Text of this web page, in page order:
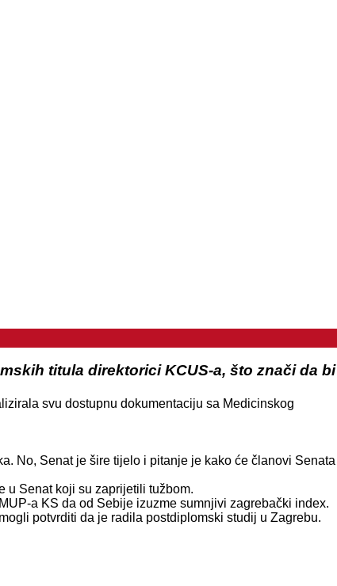
titula direktorici KCUS-a, što znači da bi
svu dostupnu dokumentaciju sa Medicinskog
No, Senat je šire tijelo i pitanje je kako će članovi Senata
u Senat koji su zaprijetili tužbom.
a KS da od Sebije izuzme sumnjivi zagrebački index.
potvrditi da je radila postdiplomski studij u Zagrebu.